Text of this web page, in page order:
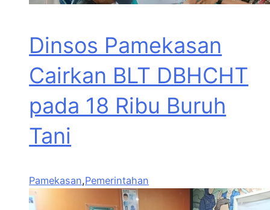
Dinsos Pamekasan
Cairkan BLT DBHCHT
pada 18 Ribu Buruh
Tani
Pamekasan,Pemerintahan